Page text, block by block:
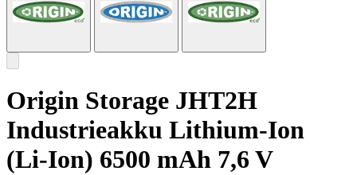
Origin Storage JHT2H
Industrieakku Lithium-Ion
(Li-Ion) 6500 mAh 7,6 V